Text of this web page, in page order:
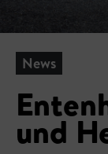
News
und